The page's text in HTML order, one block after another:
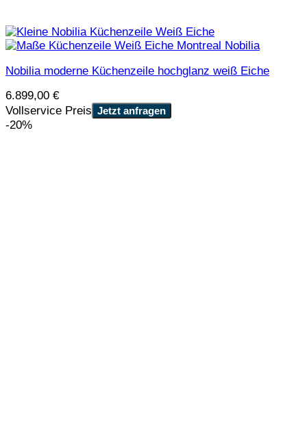
Nobilia moderne Küchenzeile hochglanz weiß Eiche
6.899,00 €
Vollservice Preis Jetzt anfragen
-20%